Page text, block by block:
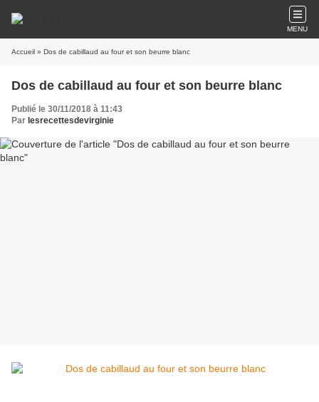
MENU
Accueil » Dos de cabillaud au four et son beurre blanc
Dos de cabillaud au four et son beurre blanc
Publié le 30/11/2018 à 11:43
Par lesrecettesdevirginie